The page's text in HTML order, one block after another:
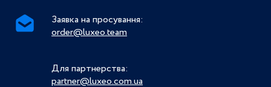
Заявка на просування:
order@luxeo.team
Для партнерства:
partner@luxeo.com.ua